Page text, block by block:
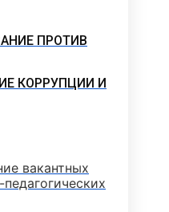
ПРОТИВ
КОРРУПЦИИ И
вакантных